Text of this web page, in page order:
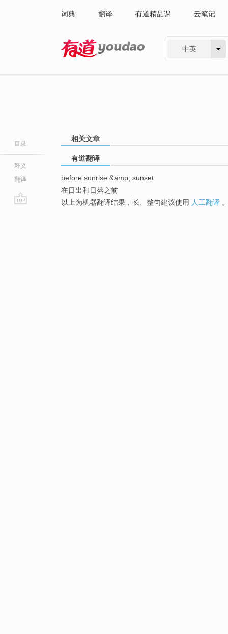
词典 翻译 有道精品课 云笔记
中英
目录
释义
翻译
相关文章
有道翻译
before sunrise &amp; sunset
在日出和日落之前
以上为机器翻译结果，长、整句建议使用 人工翻译